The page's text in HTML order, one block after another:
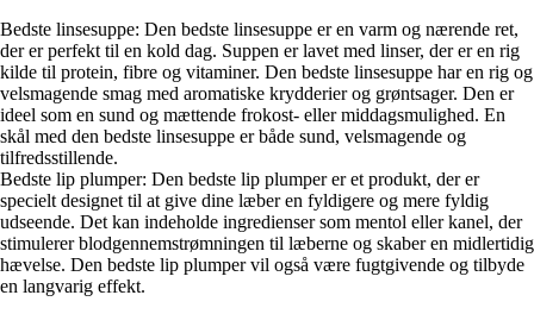
Bedste linsesuppe: Den bedste linsesuppe er en varm og nærende ret,
der er perfekt til en kold dag. Suppen er lavet med linser, der er en rig
kilde til protein, fibre og vitaminer. Den bedste linsesuppe har en rig og
velsmagende smag med aromatiske krydderier og grøntsager. Den er
ideel som en sund og mættende frokost- eller middagsmulighed. En
skål med den bedste linsesuppe er både sund, velsmagende og
tilfredsstillende.
Bedste lip plumper: Den bedste lip plumper er et produkt, der er
specielt designet til at give dine læber en fyldigere og mere fyldig
udseende. Det kan indeholde ingredienser som mentol eller kanel, der
stimulerer blodgennemstrømningen til læberne og skaber en midlertidig
hævelse. Den bedste lip plumper vil også være fugtgivende og tilbyde
en langvarig effekt.